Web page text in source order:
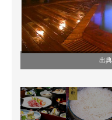
出典